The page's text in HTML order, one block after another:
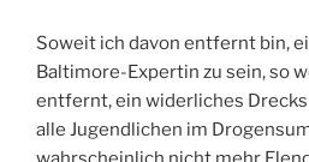
Soweit ich davon entfernt bin,
Baltimore-Expertin zu sein, so
entfernt, ein widerliches
alle Jugendlichen im